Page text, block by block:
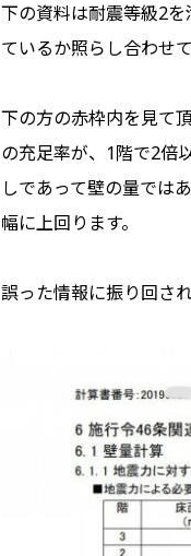
下の資料は耐震等級2
ているか照らし合わせ
下の方の赤枠内を見て
の充足率が、1階で2倍
しであって壁の量では
幅に上回ります。
誤った情報に振り回さ